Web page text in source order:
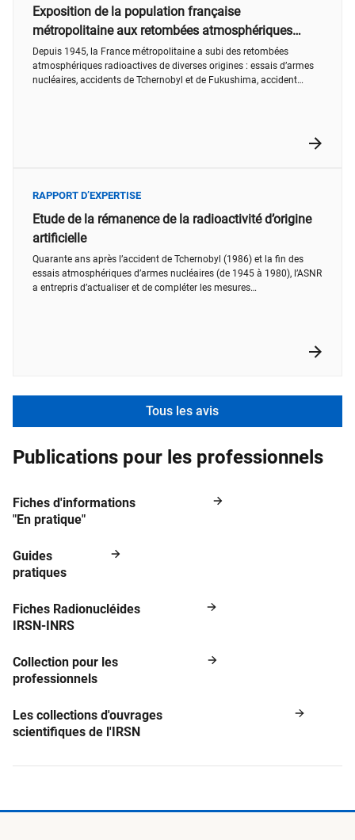
Exposition de la population française
métropolitaine aux retombées atmosphériques
radioactives depuis 1945
Depuis 1945, la France métropolitaine a subi des retombées
atmosphériques radioactives de diverses origines : essais d’armes
nucléaires, accidents de Tchernobyl et de Fukushima, accident
Etude de la rémanence de la radioactivité d’origine
artificielle
RAPPORT D’EXPERTISE
Quarante ans après l’accident de Tchernobyl (1986) et la fin des
essais atmosphériques d’armes nucléaires (de 1945 à 1980), l’ASNR
a entrepris d’actualiser et de compléter les mesures
Tous les avis
Publications pour les professionnels
Fiches d'informations
"En pratique"
Guides
pratiques
Fiches Radionucléides
IRSN-INRS
Collection pour les
professionnels
Les collections d'ouvrages
scientifiques de l'IRSN